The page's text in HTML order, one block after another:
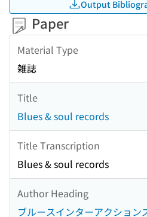
Output
Paper
Material Type
雑誌
Title
Blues & soul records
Title Transcription
Blues & soul records
Author Heading
ブルースインターアクション